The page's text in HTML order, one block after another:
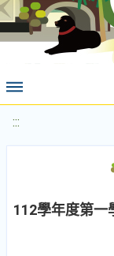
:::
112學年度第一